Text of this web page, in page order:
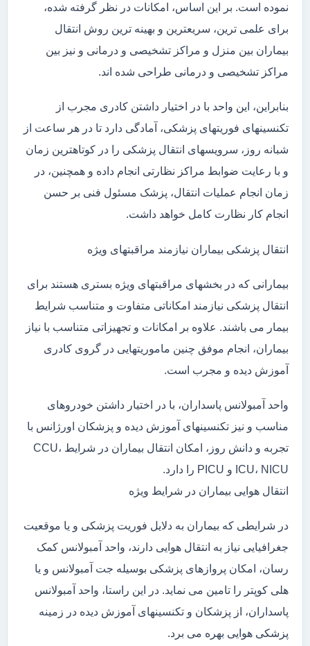
نموده است. بر این اساس، امکانات در نظر گرفته شده،
برای علمی ترین، سریعترین و بهینه ترین روش انتقال
بیماران بین منزل و مراکز تشخیصی و درمانی و نیز بین
مراکز تشخیصی و درمانی طراحی شده اند.
بنابراین، این واحد با در اختیار داشتن کادری مجرب از
تکنسینهای فوریتهای پزشکی، آمادگی دارد تا در هر ساعت از
شبانه روز، سرویسهای انتقال پزشکی را در کوتاهترین زمان
و با رعایت ضوابط مراکز نظارتی انجام داده و همچنین، در
زمان انجام عملیات انتقال، پزشک مسئول فنی بر حسن
انجام کار نظارت کامل خواهد داشت.
انتقال پزشکی بیماران نیازمند مراقبتهای ویژه
بیمارانی که در بخشهای مراقبتهای ویژه بستری هستند برای
انتقال پزشکی نیازمند امکاناتی متفاوت و متناسب شرایط
بیمار می باشند. علاوه بر امکانات و تجهیزاتی متناسب با نیاز
بیماران، انجام موفق چنین ماموریتهایی در گروی کادری
آموزش دیده و مجرب است.
واحد آمبولانس پاسداران، با در اختیار داشتن خودروهای
مناسب و نیز تکنسینهای آموزش دیده و پزشکان اورژانس با
تجربه و دانش روز، امکان انتقال بیماران در شرایط CCU،
ICU، NICU و PICU را دارد.
انتقال هوایی بیماران در شرایط ویژه
در شرایطی که بیماران به دلایل فوریت پزشکی و یا موقعیت
جغرافیایی نیاز به انتقال هوایی دارند، واحد آمبولانس کمک
رسان، امکان پروازهای پزشکی بوسیله جت آمبولانس و یا
هلی کوپتر را تامین می نماید. در این راستا، واحد آمبولانس
پاسداران، از پزشکان و تکنسینهای آموزش دیده در زمینه
پزشکی هوایی بهره می برد.